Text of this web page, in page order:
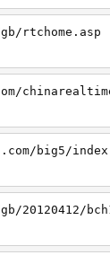
rtchome.asp
big5/
20120412/